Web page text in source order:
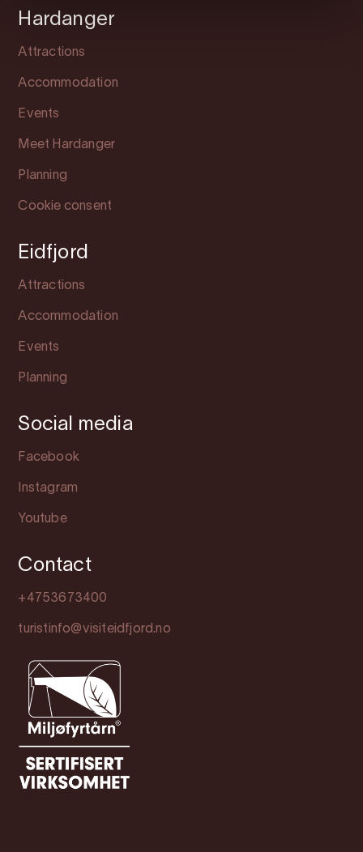
Hardanger
Attractions
Accommodation
Events
Meet Hardanger
Planning
Cookie consent
Eidfjord
Attractions
Accommodation
Events
Planning
Social media
Facebook
Instagram
Youtube
Contact
+4753673400
turistinfo@visiteidfjord.no